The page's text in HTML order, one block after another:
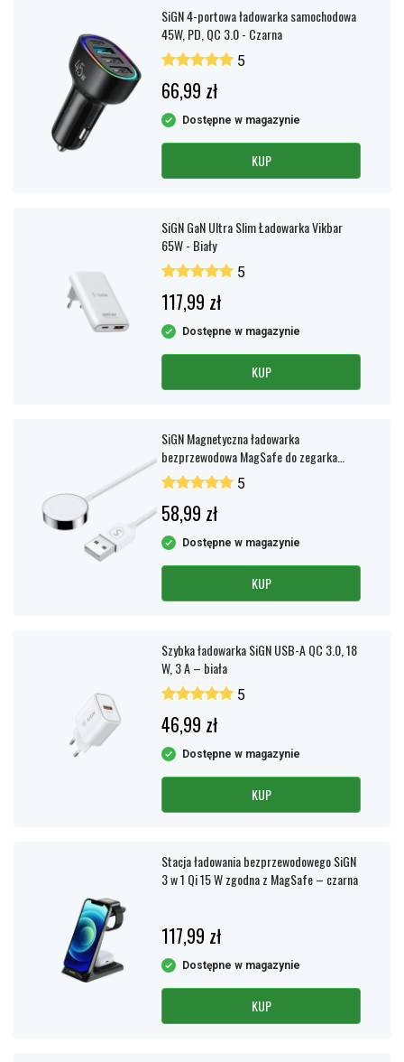
SiGN 4-portowa ładowarka samochodowa
45W, PD, QC 3.0 - Czarna
5
66,99 zł
Dostępne w magazynie
KUP
SiGN GaN Ultra Slim Ładowarka Vikbar
65W - Biały
5
117,99 zł
Dostępne w magazynie
KUP
SiGN Magnetyczna ładowarka
bezprzewodowa MagSafe do zegarka
Apple Watch, 2,5 W, 3 A, 1,2 m – biała
5
58,99 zł
Dostępne w magazynie
KUP
Szybka ładowarka SiGN USB-A QC 3.0, 18
W, 3 A – biała
5
46,99 zł
Dostępne w magazynie
KUP
Stacja ładowania bezprzewodowego SiGN
3 w 1 Qi 15 W zgodna z MagSafe – czarna
117,99 zł
Dostępne w magazynie
KUP